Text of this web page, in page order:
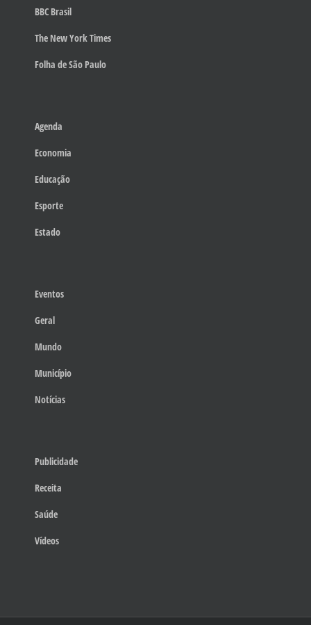
BBC Brasil
The New York Times
Folha de São Paulo
Agenda
Economia
Educação
Esporte
Estado
Eventos
Geral
Mundo
Município
Notícias
Publicidade
Receita
Saúde
Vídeos